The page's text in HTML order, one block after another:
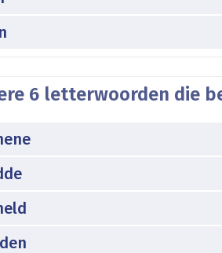
6 letterwoorden die